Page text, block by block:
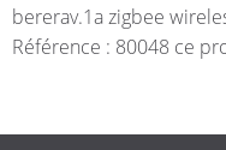
bererav.1a zigbee
Référence : 80048 ce